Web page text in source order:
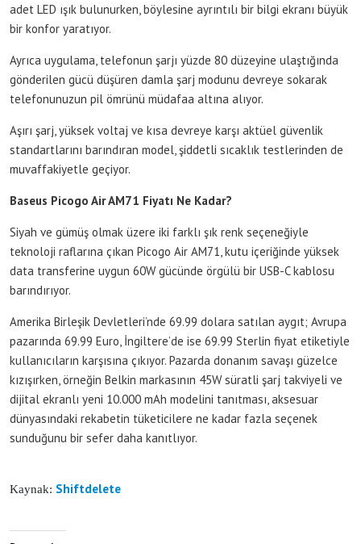
adet LED ışık bulunurken, böylesine ayrıntılı bir bilgi ekranı büyük
bir konfor yaratıyor.
Ayrıca uygulama, telefonun şarjı yüzde 80 düzeyine ulaştığında
gönderilen gücü düşüren damla şarj modunu devreye sokarak
telefonunuzun pil ömrünü müdafaa altına alıyor.
Aşırı şarj, yüksek voltaj ve kısa devreye karşı aktüel güvenlik
standartlarını barındıran model, şiddetli sıcaklık testlerinden de
muvaffakiyetle geçiyor.
Baseus Picogo Air AM71 Fiyatı Ne Kadar?
Siyah ve gümüş olmak üzere iki farklı şık renk seçeneğiyle
teknoloji raflarına çıkan Picogo Air AM71, kutu içeriğinde yüksek
data transferine uygun 60W gücünde örgülü bir USB-C kablosu
barındırıyor.
Amerika Birleşik Devletleri’nde 69.99 dolara satılan aygıt; Avrupa
pazarında 69.99 Euro, İngiltere’de ise 69.99 Sterlin fiyat etiketiyle
kullanıcıların karşısına çıkıyor. Pazarda donanım savaşı güzelce
kızışırken, örneğin Belkin markasının 45W süratli şarj takviyeli ve
dijital ekranlı yeni 10.000 mAh modelini tanıtması, aksesuar
dünyasındaki rekabetin tüketicilere ne kadar fazla seçenek
sunduğunu bir sefer daha kanıtlıyor.
Kaynak: Shiftdelete